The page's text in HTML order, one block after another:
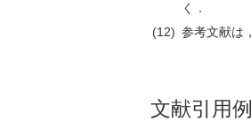
く．
(12) 参考文献は
文献引用